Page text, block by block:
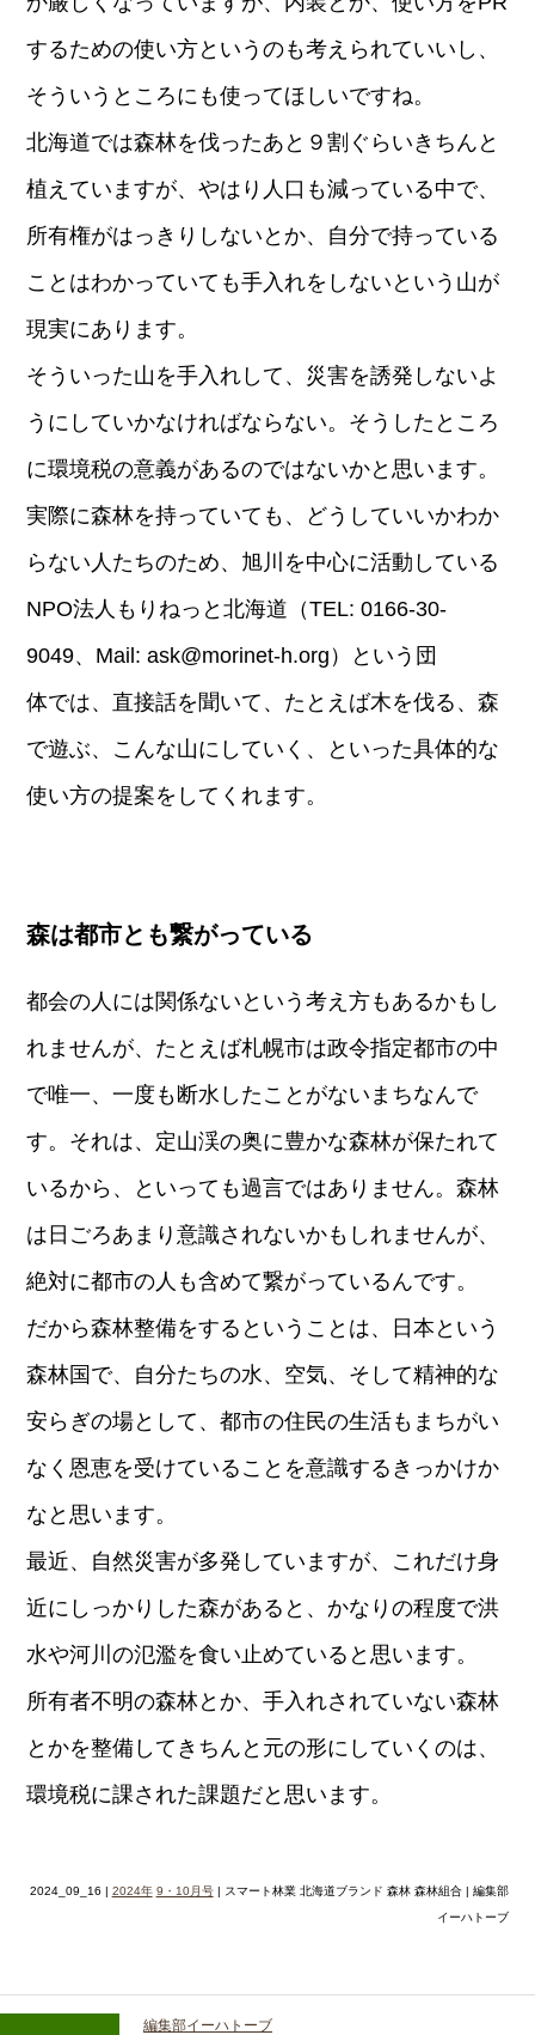
するための使い方というのも考えられていいし、
そういうところにも使ってほしいですね。
北海道では森林を伐ったあと９割ぐらいきちんと
植えていますが、やはり人口も減っている中で、
所有権がはっきりしないとか、自分で持っている
ことはわかっていても手入れをしないという山が
現実にあります。
そういった山を手入れして、災害を誘発しないよ
うにしていかなければならない。そうしたところ
に環境税の意義があるのではないかと思います。
実際に森林を持っていても、どうしていいかわか
らない人たちのため、旭川を中心に活動している
NPO法人もりねっと北海道（TEL: 0166‐30-
9049、Mail: ask@morinet-h.org）という団
体では、直接話を聞いて、たとえば木を伐る、森
で遊ぶ、こんな山にしていく、といった具体的な
使い方の提案をしてくれます。
森は都市とも繋がっている
都会の人には関係ないという考え方もあるかもし
れませんが、たとえば札幌市は政令指定都市の中
で唯一、一度も断水したことがないまちなんで
す。それは、定山渓の奥に豊かな森林が保たれて
いるから、といっても過言ではありません。森林
は日ごろあまり意識されないかもしれませんが、
絶対に都市の人も含めて繋がっているんです。
だから森林整備をするということは、日本という
森林国で、自分たちの水、空気、そして精神的な
安らぎの場として、都市の住民の生活もまちがい
なく恩恵を受けていることを意識するきっかけか
なと思います。
最近、自然災害が多発していますが、これだけ身
近にしっかりした森があると、かなりの程度で洪
水や河川の氾濫を食い止めていると思います。
所有者不明の森林とか、手入れされていない森林
とかを整備してきちんと元の形にしていくのは、
環境税に課された課題だと思います。
2024_09_16 | 2024年 9・10月号| スマート林業 北海道ブランド 森林 森林組合 | 編集部
イーハトーブ
編集部イーハトーブ